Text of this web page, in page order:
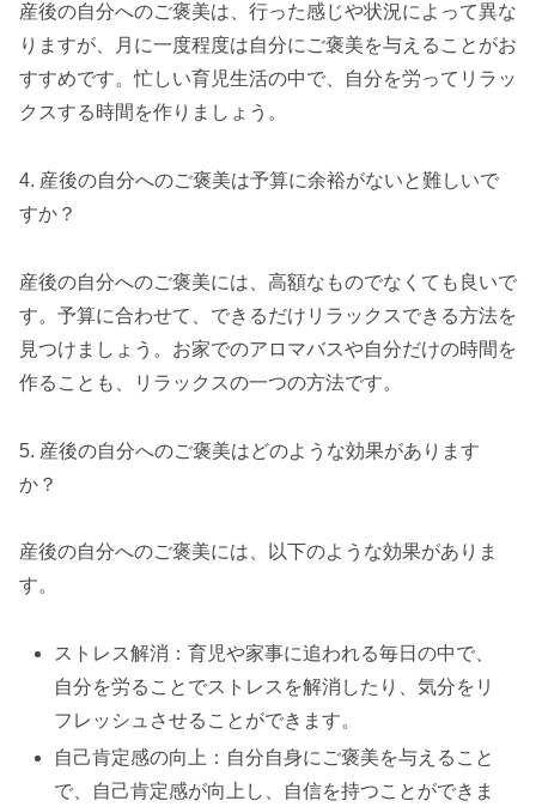
産後の自分へのご褒美は、行った感じや状況によって異な
りますが、月に一度程度は自分にご褒美を与えることがお
すすめです。忙しい育児生活の中で、自分を労ってリラッ
クスする時間を作りましょう。
4. 産後の自分へのご褒美は予算に余裕がないと難しいで
すか？
産後の自分へのご褒美には、高額なものでなくても良いで
す。予算に合わせて、できるだけリラックスできる方法を
見つけましょう。お家でのアロマバスや自分だけの時間を
作ることも、リラックスの一つの方法です。
5. 産後の自分へのご褒美はどのような効果があります
か？
産後の自分へのご褒美には、以下のような効果がありま
す。
ストレス解消：育児や家事に追われる毎日の中で、
自分を労ることでストレスを解消したり、気分をリ
フレッシュさせることができます。
自己肯定感の向上：自分自身にご褒美を与えること
で、自己肯定感が向上し、自信を持つことができま